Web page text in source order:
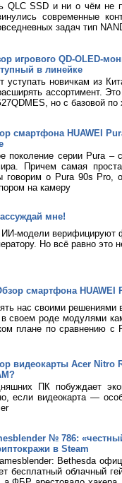
QLC SSD и ни о чём не
современные
задач тип
игрового QD-OLED-
в линейке
уступать новичкам из
ассортимент.
но с базовой по
смартфона HUAWEI
поколение серии Pura
Причем самая
говорим о Pura 90s Pro,
на камеру
мне!
модели верифицируют
Но всё равно это
смартфона HUAWEI
нас своими
своем роде модулями
плане по сравнению
видеокарты Acer Nitro
ПК побуждает
если видеокарта —
№ 786:
в Steam
Bethesda
бесплатный облачный